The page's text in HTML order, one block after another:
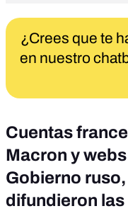
¿Crees que te
en nuestro
Cuentas
Macron y
Gobierno
difundieron